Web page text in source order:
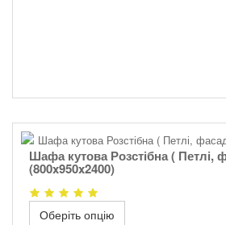
Шафа кутова Розстібна ( Петлі,
(800x950x2400)
Оберіть опцію